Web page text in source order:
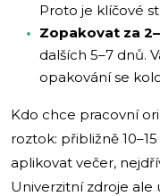
Proto je klíčové
Zopakovat za
dalších 5–7 dnů.
opakování se
Kdo chce pracovní
roztok: přibližně
aplikovat večer,
Univerzitní zdroje ale